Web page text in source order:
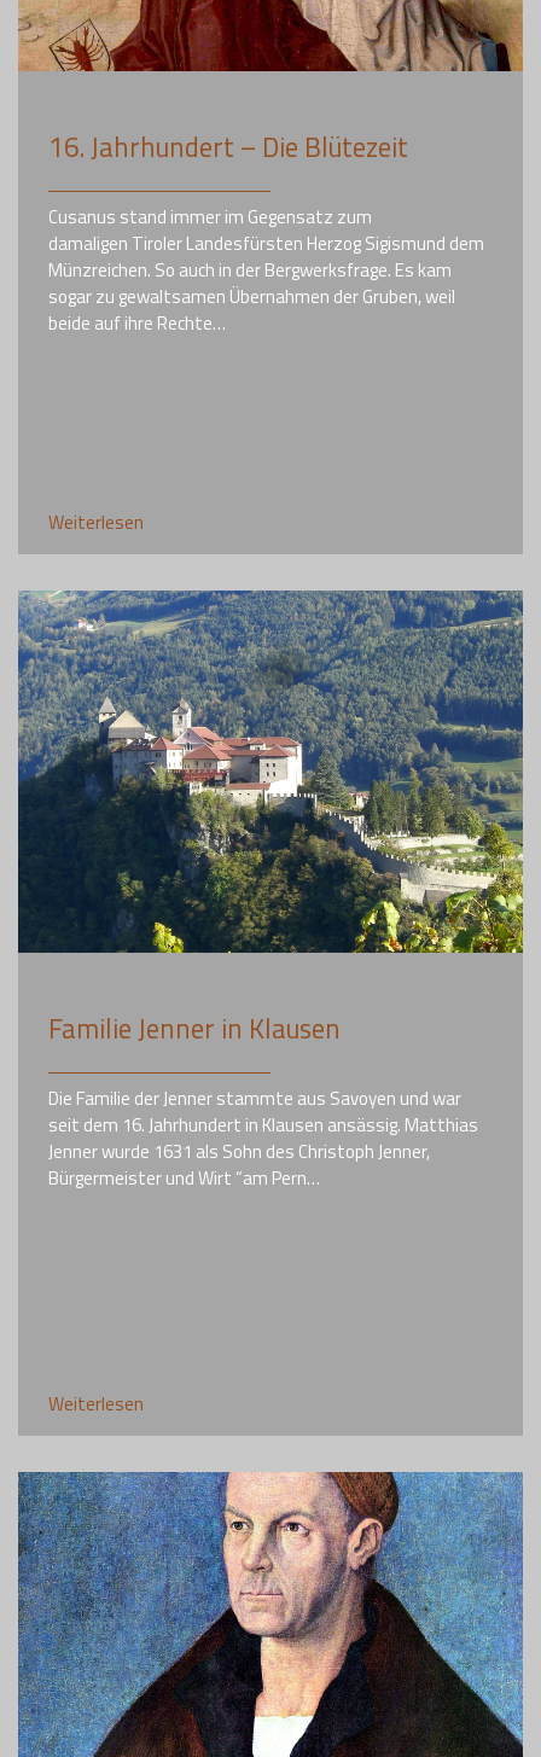
16. Jahrhundert – Die Blütezeit
Cusanus stand immer im Gegensatz zum
damaligen Tiroler Landesfürsten Herzog Sigismund dem
Münzreichen. So auch in der Bergwerksfrage. Es kam
sogar zu gewaltsamen Übernahmen der Gruben, weil
beide auf ihre Rechte…
Weiterlesen
Familie Jenner in Klausen
Die Familie der Jenner stammte aus Savoyen und war
seit dem 16. Jahrhundert in Klausen ansässig. Matthias
Jenner wurde 1631 als Sohn des Christoph Jenner,
Bürgermeister und Wirt “am Pern…
Weiterlesen